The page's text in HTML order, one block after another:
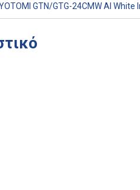
GTN/GTG-24CMW AI White